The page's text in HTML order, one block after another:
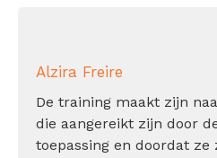
Alzira Freire
De training maakt zijn
die aangereikt zijn door
toepassing en doordat ze